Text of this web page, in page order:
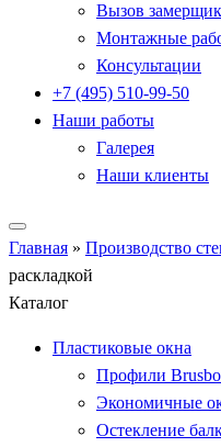
Вызов
Монтажные
Консультации
+7 (495) 510-99-50
Наши работы
Галерея
Наши клиенты
Главная » Производство
раскладкой
Каталог
Пластиковые окна
Профили
Экономичные
Остекление